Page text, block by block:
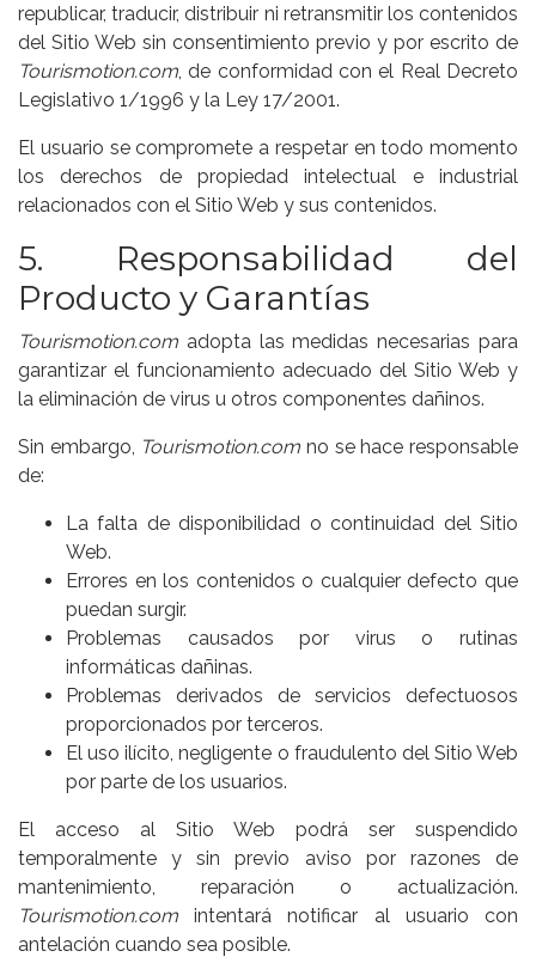
republicar, traducir, distribuir ni retransmitir los contenidos
del Sitio Web sin consentimiento previo y por escrito de
Tourismotion.com , de conformidad con el Real Decreto
Legislativo 1/1996 y la Ley 17/2001.
El usuario se compromete a respetar en todo momento
los derechos de propiedad intelectual e industrial
relacionados con el Sitio Web y sus contenidos.
5. Responsabilidad del
Producto y Garantías
Tourismotion.com adopta las medidas necesarias para
garantizar el funcionamiento adecuado del Sitio Web y
la eliminación de virus u otros componentes dañinos.
Sin embargo, Tourismotion.com no se hace responsable
de:
La falta de disponibilidad o continuidad del Sitio
Web.
Errores en los contenidos o cualquier defecto que
puedan surgir.
Problemas causados por virus o rutinas
informáticas dañinas.
Problemas derivados de servicios defectuosos
proporcionados por terceros.
El uso ilícito, negligente o fraudulento del Sitio Web
por parte de los usuarios.
El acceso al Sitio Web podrá ser suspendido
temporalmente y sin previo aviso por razones de
mantenimiento, reparación o actualización.
Tourismotion.com intentará notificar al usuario con
antelación cuando sea posible.